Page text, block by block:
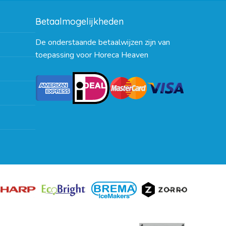
Betaalmogelijkheden
De onderstaande betaalwijzen zijn van
toepassing voor Horeca Heaven